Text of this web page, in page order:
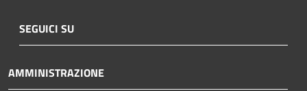
SEGUICI SU
AMMINISTRAZIONE